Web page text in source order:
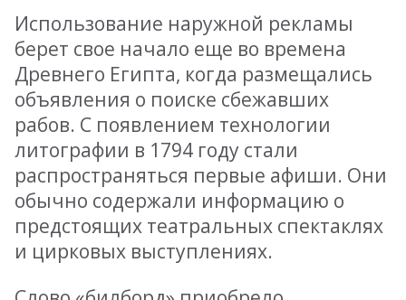
Использование наружной рекламы
берет свое начало еще во времена
Древнего Египта, когда размещались
объявления о поиске сбежавших
рабов. С появлением технологии
литографии в 1794 году стали
распространяться первые афиши. Они
обычно содержали информацию о
предстоящих театральных спектаклях
и цирковых выступлениях.